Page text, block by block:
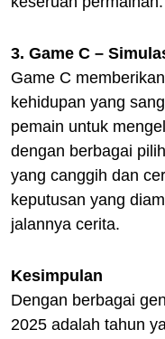
3. Game C –
Game C
kehidupan yang
pemain untuk
dengan berbagai
yang canggih dan
keputusan yang
jalannya cerita.
Kesimpulan
Dengan berbagai
2025 adalah tahun